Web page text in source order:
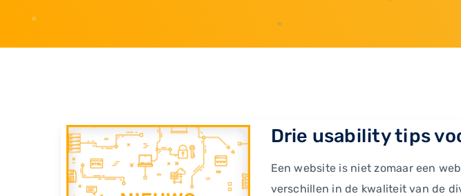
Drie usability tips
Een website is niet zomaar een
verschillen in de kwaliteit van de